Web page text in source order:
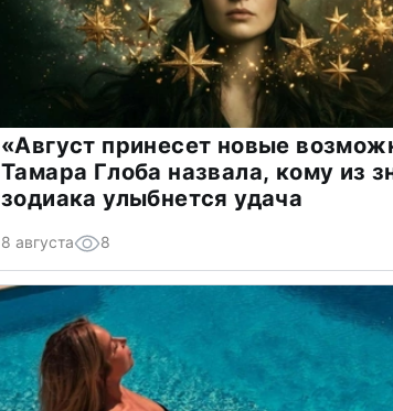
«Август принесет новые
Тамара Глоба назвала, кому из
зодиака улыбнется удача
8 августа 8